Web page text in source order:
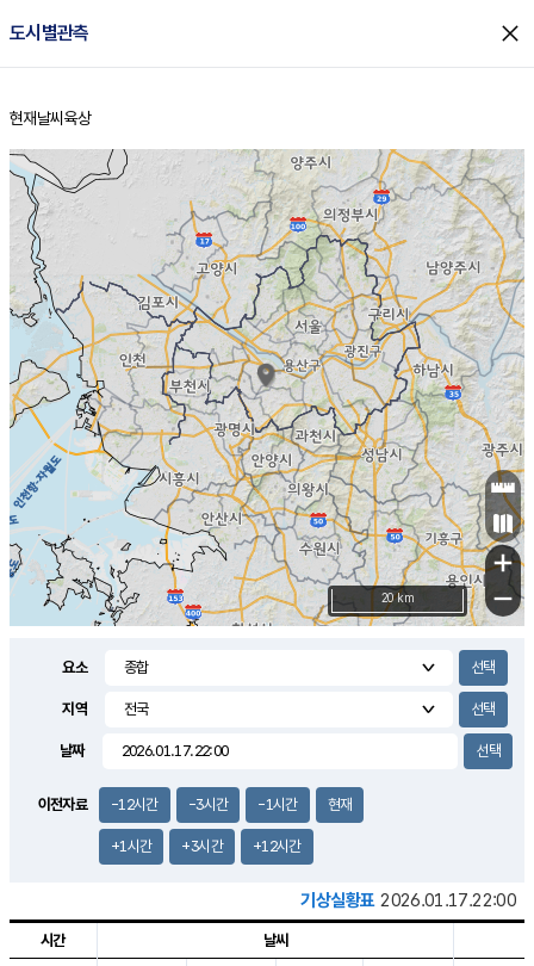
도시별관측 close
홈
현재날씨 육상
+
−
20 km
요소
지역
날짜
이전자료 -12시간 -3시간 -1시간 현재
+1시간 +3시간 +12시간
기상실황표 2026.01.17.22:00
시간 날씨